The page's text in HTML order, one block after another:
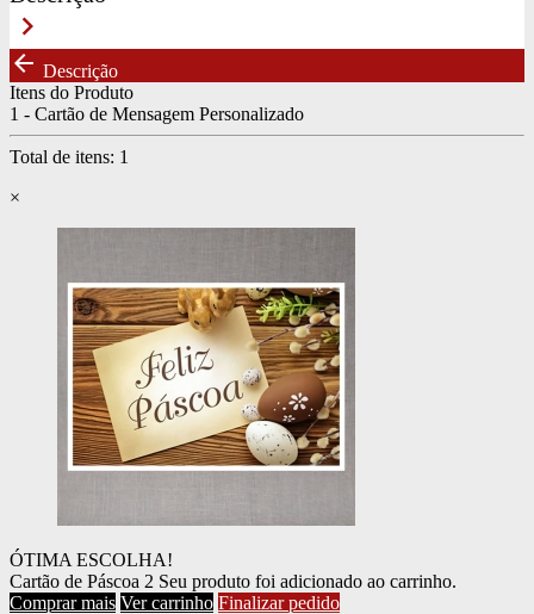
keyboard_arrow_right
arrow_back Descrição
Itens do Produto
1 - Cartão de Mensagem Personalizado
Total de itens: 1
×
ÓTIMA ESCOLHA!
Cartão de Páscoa 2 Seu produto foi adicionado ao carrinho.
Comprar mais Ver carrinho Finalizar pedido